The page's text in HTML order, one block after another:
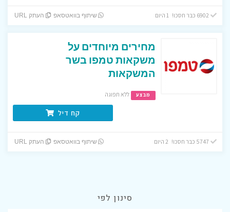
שיתוף בוואטסאפ העתק URL
מחירים מיוחדים על
משקאות טמפו בשר
המשקאות
מבצע ללא תפוגה
קח דיל
שיתוף בוואטסאפ העתק URL
סינון לפי